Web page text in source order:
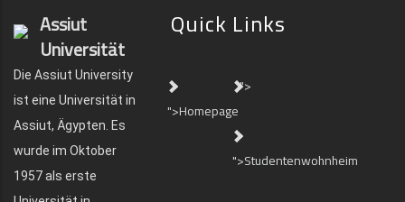
Assiut
Universität
Die Assiut University
ist eine Universität in
Assiut, Ägypten. Es
wurde im Oktober
1957 als erste
Quick Links
">Homepage
">
">Studentenwohnheim